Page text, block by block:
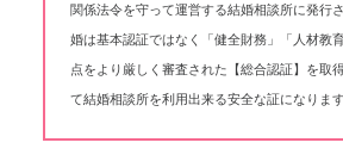
関係法令を守って運営する結婚相談所に発行
婚は基本認証ではなく「健全財務」「人材教
点をより厳しく審査された【総合認証】を取
て結婚相談所を利用出来る安全な証になります